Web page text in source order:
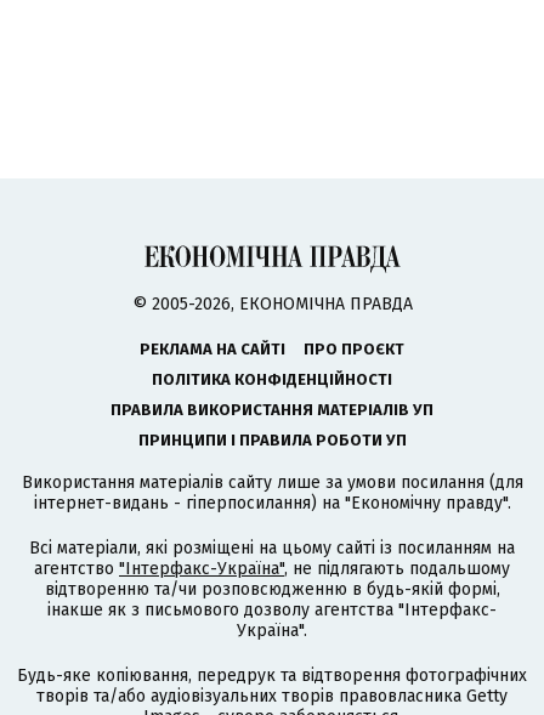
© 2005-2026, ЕКОНОМІЧНА ПРАВДА
РЕКЛАМА НА САЙТІ
ПРО ПРОЄКТ
ПОЛІТИКА КОНФІДЕНЦІЙНОСТІ
ПРАВИЛА ВИКОРИСТАННЯ МАТЕРІАЛІВ УП
ПРИНЦИПИ І ПРАВИЛА РОБОТИ УП
Використання матеріалів сайту лише за умови посилання (для
інтернет-видань - гіперпосилання) на "Економічну правду".
Всі матеріали, які розміщені на цьому сайті із посиланням на
агентство "Інтерфакс-Україна", не підлягають подальшому
відтворенню та/чи розповсюдженню в будь-якій формі,
інакше як з письмового дозволу агентства "Інтерфакс-
Україна".
Будь-яке копіювання, передрук та відтворення фотографічних
творів та/або аудіовізуальних творів правовласника Getty